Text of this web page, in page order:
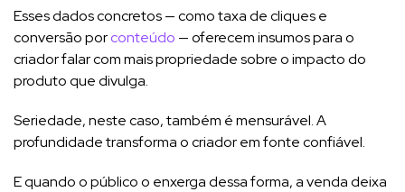
Esses dados concretos — como taxa de cliques e
conversão porconteúdo — oferecem insumos para o
criador falar com mais propriedade sobre o impacto do
produto que divulga.
Seriedade, neste caso, também é mensurável. A
profundidade transforma o criador em fonte confiável.
E quando o público o enxerga dessa forma, a venda deixa